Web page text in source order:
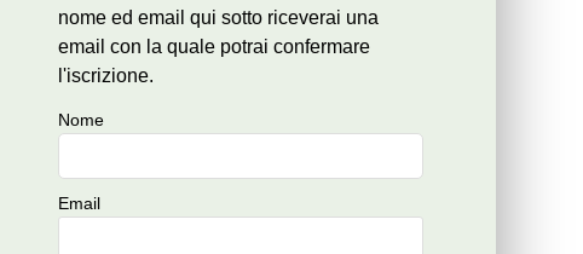
nome ed email qui sotto riceverai una
email con la quale potrai confermare
l'iscrizione.
Nome
Email